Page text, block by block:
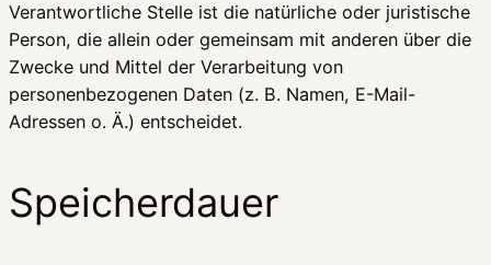
Verantwortliche Stelle ist die natürliche oder juristische
Person, die allein oder gemeinsam mit anderen über die
Zwecke und Mittel der Verarbeitung von
personenbezogenen Daten (z. B. Namen, E-Mail-
Adressen o. Ä.) entscheidet.
Speicherdauer